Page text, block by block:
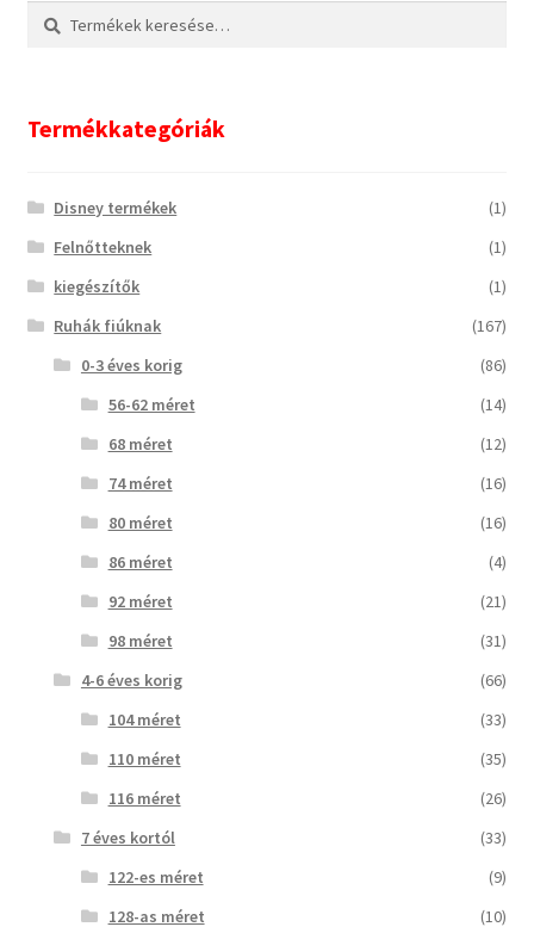
Keresés
Keresés
Termékkategóriák
Disney termékek
(1)
Felnőtteknek
(1)
kiegészítők
(1)
Ruhák fiúknak
(167)
0-3 éves korig
(86)
56-62 méret
(14)
68 méret
(12)
74 méret
(16)
80 méret
(16)
86 méret
(4)
92 méret
(21)
98 méret
(31)
4-6 éves korig
(66)
104 méret
(33)
110 méret
(35)
116 méret
(26)
7 éves kortól
(33)
122-es méret
(9)
128-as méret
(10)